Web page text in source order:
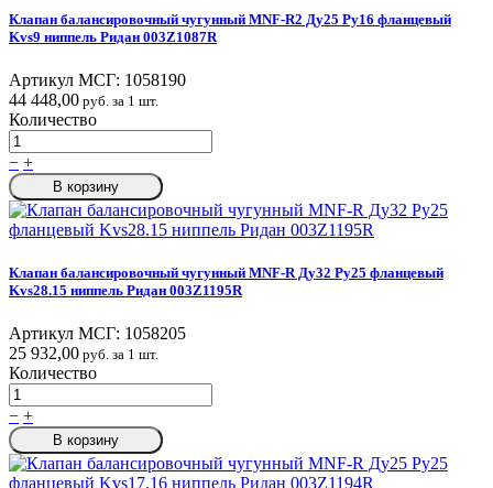
Клапан балансировочный чугунный MNF-R2 Ду25 Ру16 фланцевый
Kvs9 ниппель Ридан 003Z1087R
Артикул МСГ: 1058190
44 448,00 руб. за 1 шт.
Количество
− +
В корзину
Клапан балансировочный чугунный MNF-R Ду32 Ру25 фланцевый
Kvs28.15 ниппель Ридан 003Z1195R
Артикул МСГ: 1058205
25 932,00 руб. за 1 шт.
Количество
− +
В корзину